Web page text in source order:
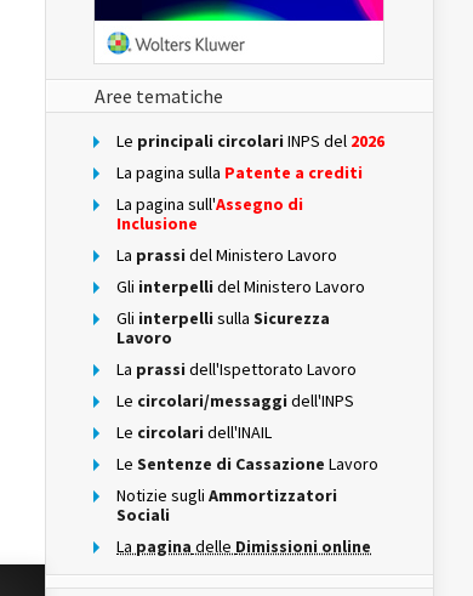
Aree tematiche
Le principali circolari INPS del 2026
La pagina sulla Patente a crediti
La pagina sull'Assegno di
Inclusione
La prassi del Ministero Lavoro
Gli interpelli del Ministero Lavoro
Gli interpelli sulla Sicurezza
Lavoro
La prassi dell'Ispettorato Lavoro
Le circolari/messaggi dell'INPS
Le circolari dell'INAIL
Le Sentenze di Cassazione Lavoro
Notizie sugli Ammortizzatori
Sociali
La pagina delle Dimissioni online